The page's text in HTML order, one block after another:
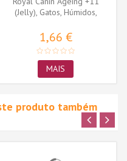
(Jelly), Gatos, Húmidos,
1,66 €
MAIS
produto também